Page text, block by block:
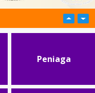
Peniaga